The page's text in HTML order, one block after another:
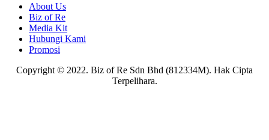
About Us
Biz of Re
Media Kit
Hubungi Kami
Promosi
Copyright © 2022. Biz of Re Sdn Bhd (812334M). Hak Cipta
Terpelihara.